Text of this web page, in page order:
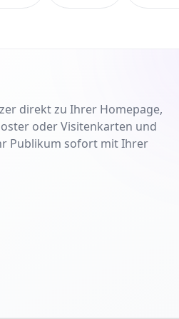
direkt zu Ihrer Homepage,
oder Visitenkarten und
Publikum sofort mit Ihrer